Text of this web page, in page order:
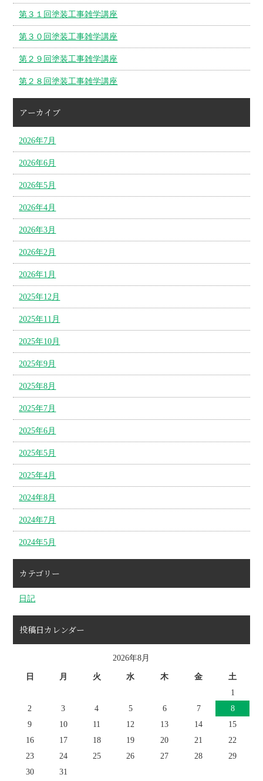
第３１回塗装工事雑学講座
第３０回塗装工事雑学講座
第２９回塗装工事雑学講座
第２８回塗装工事雑学講座
アーカイブ
2026年7月
2026年6月
2026年5月
2026年4月
2026年3月
2026年2月
2026年1月
2025年12月
2025年11月
2025年10月
2025年9月
2025年8月
2025年7月
2025年6月
2025年5月
2025年4月
2024年8月
2024年7月
2024年5月
カテゴリー
日記
投稿日カレンダー
2026年8月
日 月 火 水 木 金
土
1
2
3 4 5 6 7
8
9
10 11 12 13 14
15
16
17 18 19 20 21
22
23
24 25 26 27 28
29
30
31